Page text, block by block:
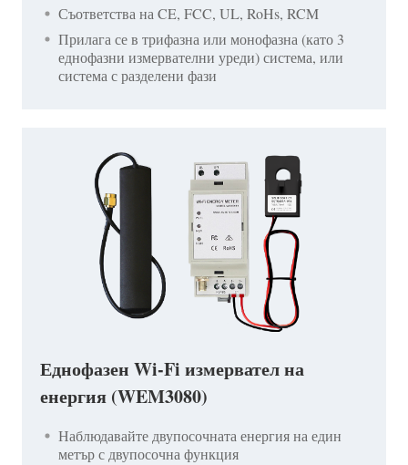
Съответства на CE, FCC, UL, RoHs, RCM
Прилага се в трифазна или монофазна (като 3
еднофазни измервателни уреди) система, или
система с разделени фази
Еднофазен Wi-Fi измервател на
енергия (WEM3080)
Наблюдавайте двупосочната енергия на един
метър с двупосочна функция